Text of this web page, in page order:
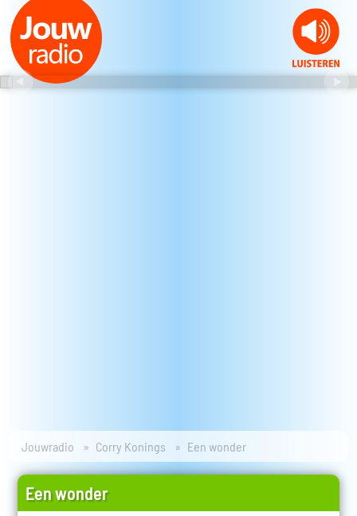
Jouwradio Corry Konings Een wonder
Een wonder